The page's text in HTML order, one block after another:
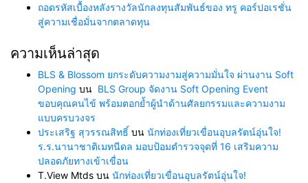
ถอดรหัสเบื้องหลังรางวัลนักลงทุนสัมพันธ์ของ ทรู คอร์ปอเรชั่น
สู่ความเชื่อมั่นจากตลาดทุน
ความเห็นล่าสุด
BLS & Blossom ยกระดับความงามสู่ความมั่นใจ ผ่านงาน Soft
Opening บน BLS Group จัดงาน Soft Opening Event
ขอบคุณคนไข้ พร้อมตอกย้ำผู้นำด้านศัลยกรรมและความงาม
แบบครบวงจร
ประเสริฐ สุวรรณสิทธิ์ บน นักท่องเที่ยวเขื่อนอุบลรัตน์อุ่นใจ!
ร.ร.นานาชาติเมทนีดล มอบป้อมตำรวจจุดที่ 16 เสริมความ
ปลอดภัยทางเข้าเขื่อน
T.View Mtds บน นักท่องเที่ยวเขื่อนอุบลรัตน์อุ่นใจ!